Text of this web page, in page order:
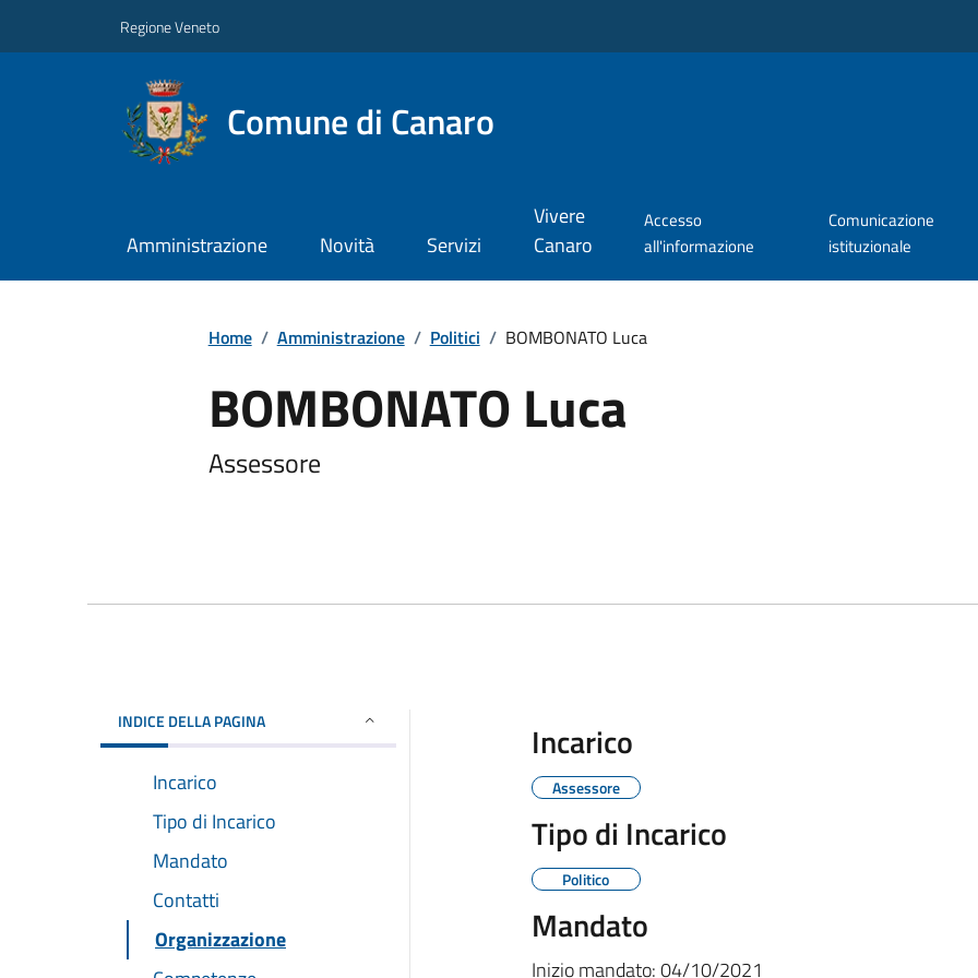
Regione Veneto
Comune di Canaro
Amministrazione Novità Servizi
Vivere
Canaro
Accesso
all'informazione
Comunicazione
istituzionale
Home / Amministrazione / Politici / BOMBONATO Luca
BOMBONATO Luca
Assessore
INDICE DELLA PAGINA
Incarico
Tipo di Incarico
Mandato
Contatti
Organizzazione
Incarico
Assessore
Tipo di Incarico
Politico
Mandato
Inizio mandato:04/10/2021